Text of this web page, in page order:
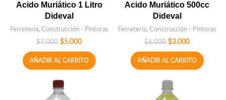
Acido Muriático 1 Litro
Dideval
Ferretería, Construcción - Pinturas
$7.000 $5.000
AÑADIR AL CARRITO
Acido Muriático 500cc
Dideval
Ferretería, Construcción - Pinturas
$6.000 $3.000
AÑADIR AL CARRITO